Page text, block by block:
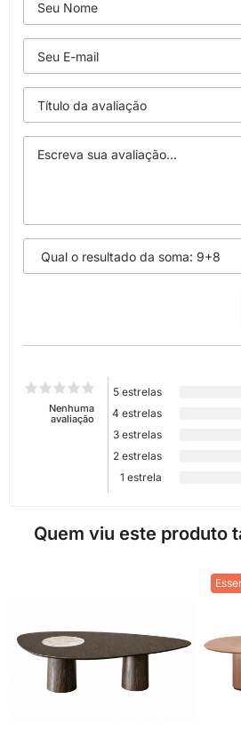
Nenhuma
avaliação
5 estrelas
4 estrelas
3 estrelas
2 estrelas
1 estrela
Quem viu este produto